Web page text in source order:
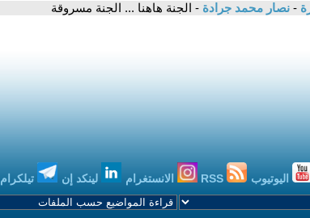
- نصار محمد جرادة - الجنة هاهنا ... الجنة مسروقة
اليوتيوب الانستغرام لينكد إن تيلكرام